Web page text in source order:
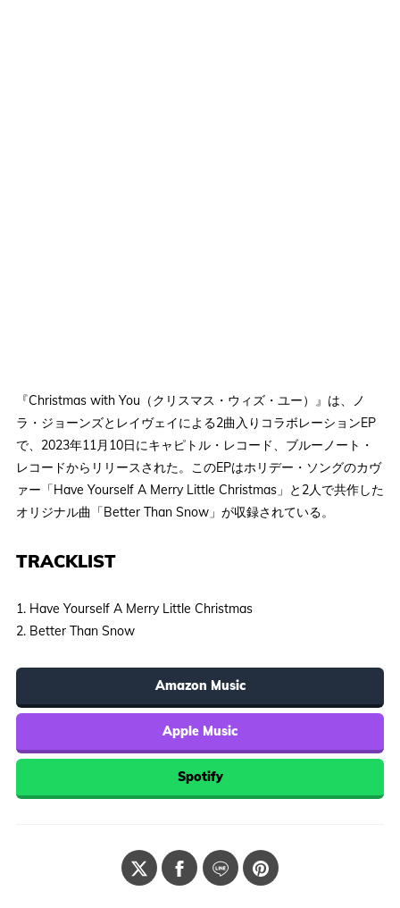
『Christmas with You（クリスマス・ウィズ・ユー）』は、ノ
ラ・ジョーンズとレイヴェイによる2曲入りコラボレーションEP
で、2023年11月10日にキャピトル・レコード、ブルーノート・
レコードからリリースされた。このEPはホリデー・ソングのカヴ
ァー「Have Yourself A Merry Little Christmas」と2人で共作した
オリジナル曲「Better Than Snow」が収録されている。
TRACKLIST
1. Have Yourself A Merry Little Christmas
2. Better Than Snow
Amazon Music
Apple Music
Spotify